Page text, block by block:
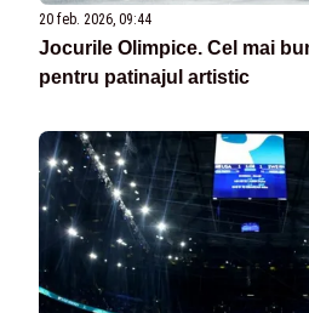
20 feb. 2026, 09:44
Jocurile Olimpice. Cel mai
pentru patinajul artistic